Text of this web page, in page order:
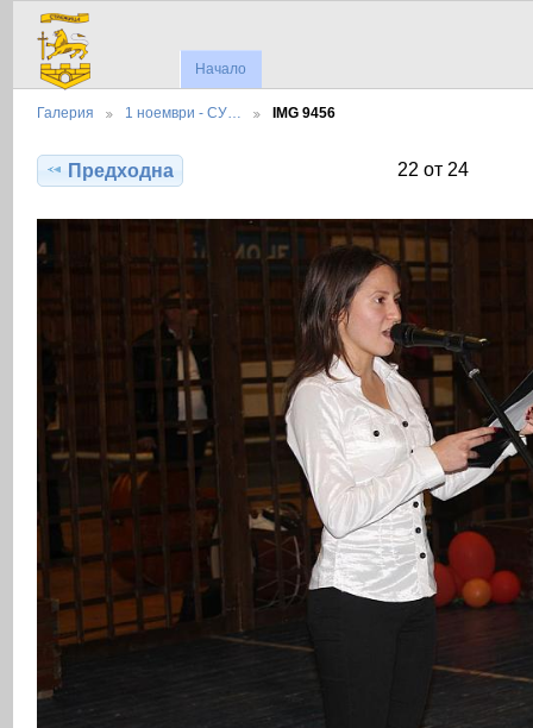
Начало
Галерия 1 ноември - СУ… IMG 9456
Предходна 22 от 24